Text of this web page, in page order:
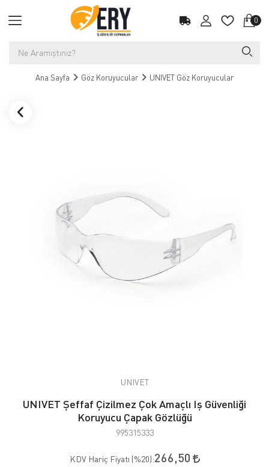
0
Ana Sayfa Göz Koruyucular UNIVET Göz Koruyucular
UNIVET
UNIVET Şeffaf Çizilmez Çok Amaçlı Iş Güvenliği
Koruyucu Çapak Gözlüğü
995315333
KDV Hariç Fiyatı (%20):266,50